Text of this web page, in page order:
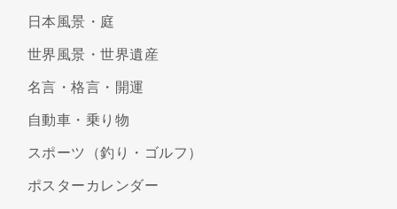
日本風景・庭
世界風景・世界遺産
名言・格言・開運
自動車・乗り物
スポーツ（釣り・ゴルフ）
ポスターカレンダー